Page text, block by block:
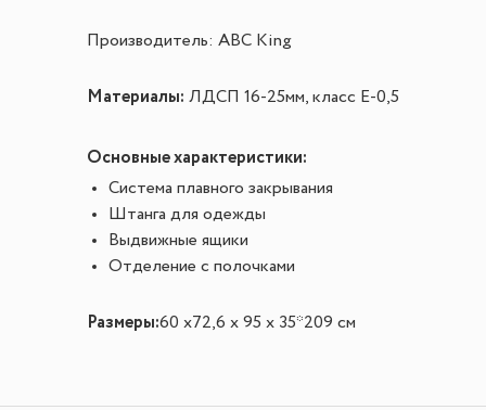
Производитель: ABC King
Материалы: ЛДСП 16-25мм, класс Е-0,5
Основные характеристики:
Система плавного закрывания
Штанга для одежды
Выдвижные ящики
Отделение с полочками
Размеры:60 х72,6 х 95 х 35*209 см